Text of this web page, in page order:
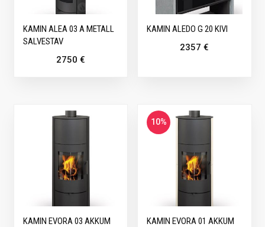
KAMIN ALEA 03 A METALL
SALVESTAV
2750 €
KAMIN ALEDO G 20 KIVI
2357€
KAMIN EVORA 03 AKKUM
10%
KAMIN EVORA 01 AKKUM